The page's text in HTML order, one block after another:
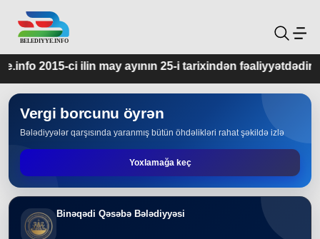
ayının 25-i tarixindən fəaliyyətdədir.
Vergi borcunu öyrən
Bələdiyyələr qarşısında yaranmış bütün öhdəlikləri rahat şəkildə izlə
Yoxlamağa keç
Binəqədi Qəsəbə Bələdiyyəsi